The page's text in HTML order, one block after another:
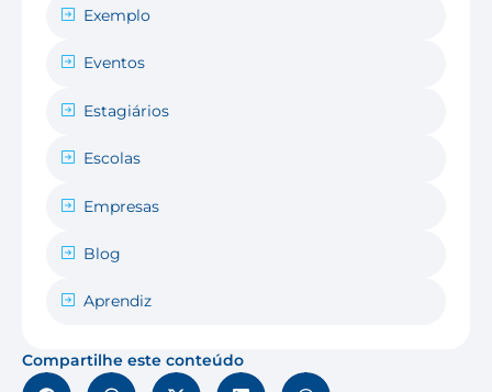
Exemplo
Eventos
Estagiários
Escolas
Empresas
Blog
Aprendiz
Compartilhe este conteúdo